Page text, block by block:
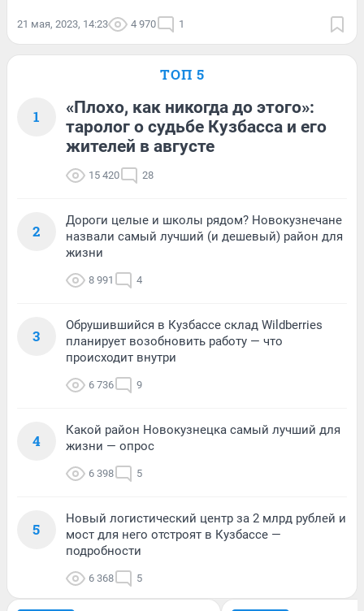
21 мая, 2023, 14:23 4 970 1
ТОП 5
1
«Плохо, как никогда до этого»:
таролог о судьбе Кузбасса и его
жителей в августе
15 420 28
2
Дороги целые и школы рядом? Новокузнечане
назвали самый лучший (и дешевый) район для
жизни
8 991 4
3
Обрушившийся в Кузбассе склад Wildberries
планирует возобновить работу — что
происходит внутри
6 736 9
4
Какой район Новокузнецка самый лучший для
жизни — опрос
6 398 5
5
Новый логистический центр за 2 млрд рублей и
мост для него отстроят в Кузбассе —
подробности
6 368 5